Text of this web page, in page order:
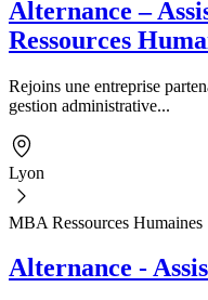
Alternance –
Ressources
Rejoins une entreprise
gestion administrative...
Lyon
MBA Ressources Humaines
Alternance -